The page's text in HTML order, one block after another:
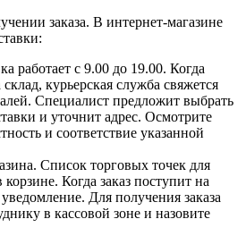
заказа. В интернет-магазине
работает с 9.00 до 19.00. Когда
курьерская служба свяжется
Специалист предложит выбрать
и уточнит адрес. Осмотрите
и соответствие указанной
Список торговых точек для
Когда заказ поступит на
Для получения заказа
в кассовой зоне и назовите